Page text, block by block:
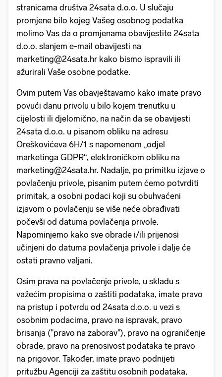
stranicama društva 24sata d.o.o. U slučaju
promjene bilo kojeg Vašeg osobnog podatka
molimo Vas da o promjenama obavijestite 24sata
d.o.o. slanjem e-mail obavijesti na
marketing@24sata.hr kako bismo ispravili ili
ažurirali Vaše osobne podatke.
Ovim putem Vas obavještavamo kako imate pravo
povući danu privolu u bilo kojem trenutku u
cijelosti ili djelomično, na način da se obavijesti
24sata d.o.o. u pisanom obliku na adresu
Oreškovićeva 6H/1 s napomenom „odjel
marketinga GDPR“, elektroničkom obliku na
marketing@24sata.hr. Nadalje, po primitku izjave o
povlačenju privole, pisanim putem ćemo potvrditi
primitak, a osobni podaci koji su obuhvaćeni
izjavom o povlačenju se više neće obrađivati
počevši od datuma povlačenja privole.
Napominjemo kako sve obrade i/ili prijenosi
učinjeni do datuma povlačenja privole i dalje će
ostati pravno valjani.
Osim prava na povlačenje privole, u skladu s
važećim propisima o zaštiti podataka, imate pravo
na pristup i potvrdu od 24sata d.o.o. u vezi s
osobnim podacima, pravo na ispravak, pravo
brisanja ("pravo na zaborav"), pravo na ograničenje
obrade, pravo na prenosivost podataka te pravo
na prigovor. Također, imate pravo podnijeti
pritužbu Agenciji za zaštitu osobnih podataka,